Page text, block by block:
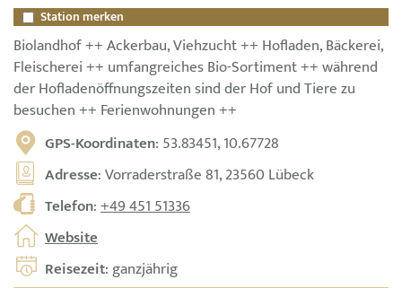
Station merken
Biolandhof ++ Ackerbau, Viehzucht ++ Hofladen, Bäckerei,
Fleischerei ++ umfangreiches Bio-Sortiment ++ während
der Hofladenöffnungszeiten sind der Hof und Tiere zu
besuchen ++ Ferienwohnungen ++
GPS-Koordinaten: 53.83451, 10.67728
Adresse: Vorraderstraße 81, 23560 Lübeck
Telefon:+49 451 51336
Website
Reisezeit: ganzjährig